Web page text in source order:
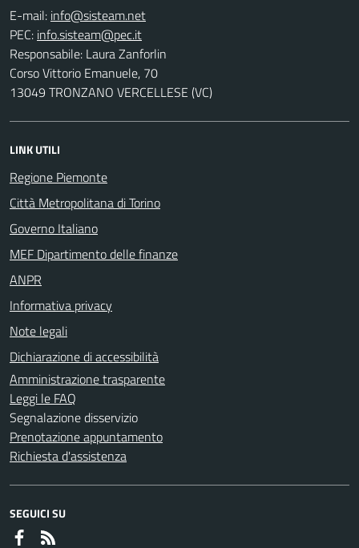
E-mail:
PEC:
Responsabile: Laura Zanforlin
Corso Vittorio Emanuele, 70
13049 TRONZANO VERCELLESE (VC)
LINK UTILI
Regione Piemonte
Città Metropolitana di Torino
Governo Italiano
MEF Dipartimento delle finanze
ANPR
Informativa privacy
Note legali
Dichiarazione di accessibilità
Amministrazione trasparente
Leggi le FAQ
Segnalazione disservizio
Prenotazione appuntamento
Richiesta d'assistenza
SEGUICI SU